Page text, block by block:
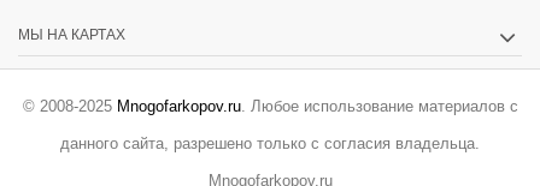
МЫ НА КАРТАХ
© 2008-2025 Mnogofarkopov.ru. Любое использование материалов с
данного сайта, разрешено только с согласия владельца.
Mnogofarkopov.ru